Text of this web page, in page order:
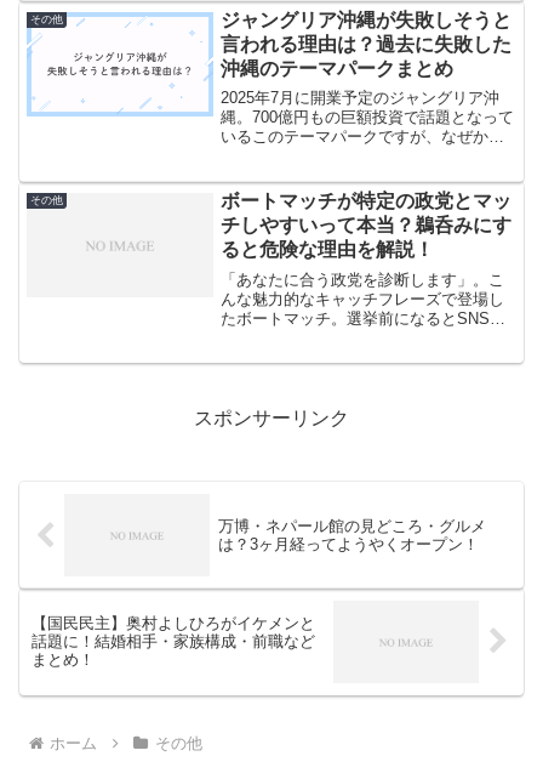
ない、勝手にキャンセルされるといった
被害が続出しているのです。...
その他
ジャングリア沖縄が失敗しそうと
言われる理由は？過去に失敗した
沖縄のテーマパークまとめ
2025年7月に開業予定のジャングリア沖
縄。700億円もの巨額投資で話題となって
いるこのテーマパークですが、なぜか
の沖縄のテーマパークの歴史を見ても不
安材料は山積み。果...
その他
ボートマッチが特定の政党とマッ
チしやすいって本当？鵜呑みにす
ると危険な理由を解説！
「あなたに合う政党を診断します」。こ
んな魅力的なキャッチフレーズで登場し
たボートマッチ。選挙前になるとSNSで
スポンサーリンク
万博・ネパール館の見どころ・グルメ
は？3ヶ月経ってようやくオープン！
【国民民主】奥村よしひろがイケメンと
話題に！結婚相手・家族構成・前職など
まとめ！
ホーム その他